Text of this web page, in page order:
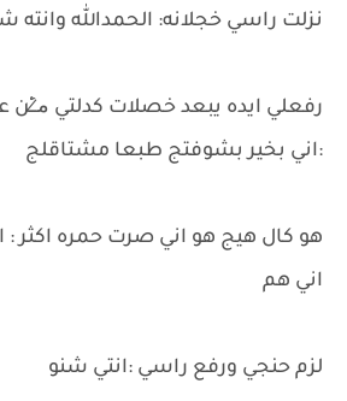
نزلت راسي خجلانه: الحمدالله وانته
رفعلي ايده يبعد خصلات كدلتي م̷ـــِْن
:اني بخير بشوفتج طبعا مشتاقلج
هو كال هيج هو اني صرت حمره اكثر : ا
اني هم
لزم حنجي ورفع راسي :انتي شنو